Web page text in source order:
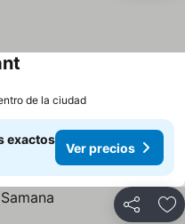
de la ciudad
exactos
Ver precios
Compartir